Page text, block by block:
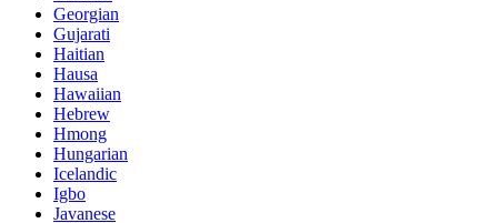
Georgian
Gujarati
Haitian
Hausa
Hawaiian
Hebrew
Hmong
Hungarian
Icelandic
Igbo
Javanese